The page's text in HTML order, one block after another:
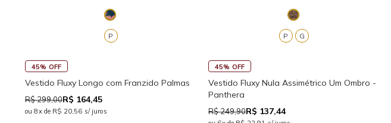
P
45% OFF
Vestido Fluxy Longo com Franzido Palmas
R$ 299,00R$ 164,45
ou 8x de R$ 20,56 s/ juros
G
P
45% OFF
Vestido Fluxy Nula Assimétrico Um Ombro -
Panthera
R$ 249,90R$ 137,44